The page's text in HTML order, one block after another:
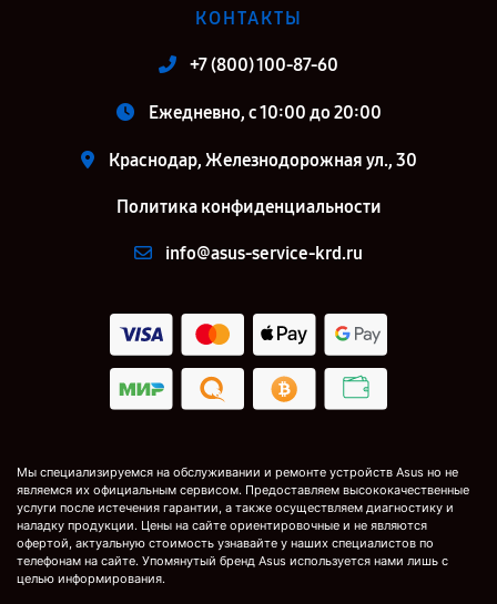
КОНТАКТЫ
+7 (800) 100-87-60
Ежедневно, с 10:00 до 20:00
Краснодар, Железнодорожная ул., 30
Политика конфиденциальности
info@asus-service-krd.ru
Мы специализируемся на обслуживании и ремонте устройств Asus но не
являемся их официальным сервисом. Предоставляем высококачественные
услуги после истечения гарантии, а также осуществляем диагностику и
наладку продукции. Цены на сайте ориентировочные и не являются
офертой, актуальную стоимость узнавайте у наших специалистов по
телефонам на сайте. Упомянутый бренд Asus используется нами лишь с
целью информирования.